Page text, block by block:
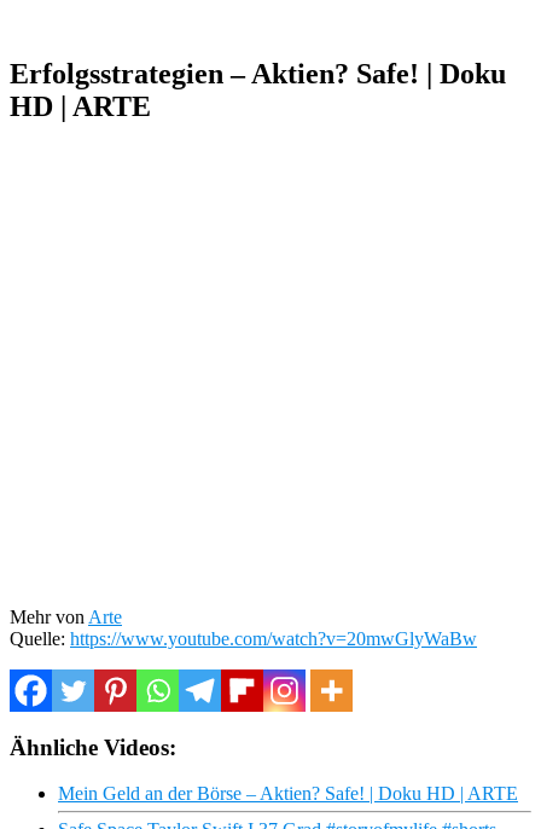
Erfolgsstrategien – Aktien? Safe! | Doku
HD | ARTE
Mehr von Arte
Quelle: https://www.youtube.com/watch?v=20mwGlyWaBw
Ähnliche Videos:
Mein Geld an der Börse – Aktien? Safe! | Doku HD | ARTE